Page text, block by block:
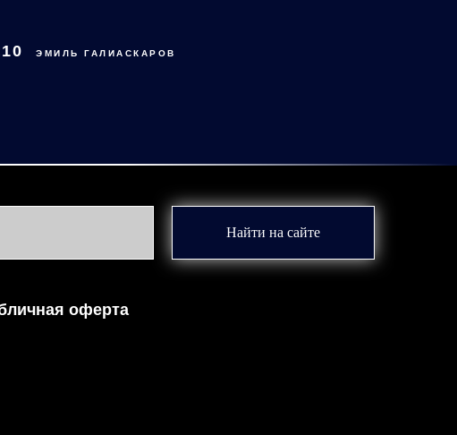
ЭМИЛЬ ГАЛИАСКАРОВ
Найти на сайте
оферта